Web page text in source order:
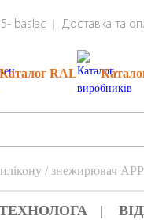
baslac Доставка та
Каталог RAL
/ знежирювач